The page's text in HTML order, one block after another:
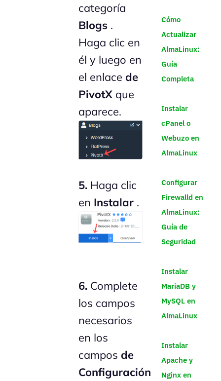
categoría
Blogs .
Haga clic en
él y luego en
el enlace de
PivotX que
aparece.
5. Haga clic
en Instalar .
6. Complete
los campos
necesarios
en los
campos de
Configuración
Cómo
Actualizar
AlmaLinux:
Guía
Completa
Instalar
cPanel o
Webuzo en
AlmaLinux
Configurar
Firewalld en
AlmaLinux:
Guía de
Seguridad
Instalar
MariaDB y
MySQL en
AlmaLinux
Instalar
Apache y
Nginx en